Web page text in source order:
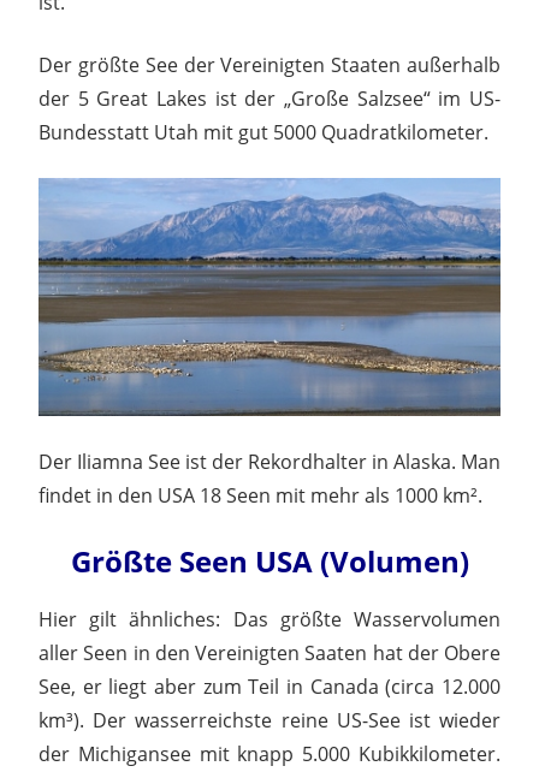
Der größte See der Vereinigten Staaten außerhalb
der 5 Great Lakes ist der „Große Salzsee“ im US-
Bundesstatt Utah mit gut 5000 Quadratkilometer.
Der Iliamna See ist der Rekordhalter in Alaska. Man
findet in den USA 18 Seen mit mehr als 1000 km².
Größte Seen USA (Volumen)
Hier gilt ähnliches: Das größte Wasservolumen
aller Seen in den Vereinigten Saaten hat der Obere
See, er liegt aber zum Teil in Canada (circa 12.000
km³). Der wasserreichste reine US-See ist wieder
der Michigansee mit knapp 5.000 Kubikkilometer.